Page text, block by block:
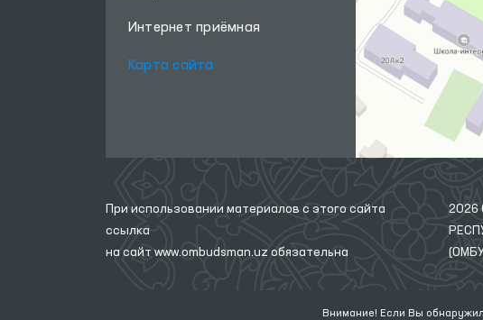
Интернет приёмная
Карта сайта
При использовании материалов с этого сайта
ссылка
на сайт www.ombudsman.uz обязательна
Внимание! Если Вы